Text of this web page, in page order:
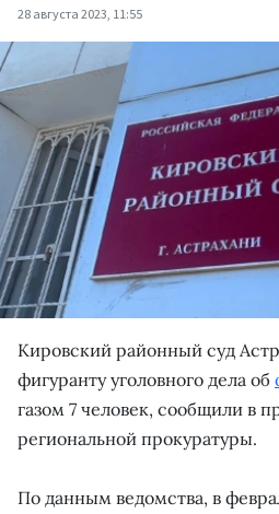
28 августа 2023, 11:55
Кировский районный суд
фигуранту уголовного дела об
газом 7 человек, сообщили в
региональной прокуратуры.
По данным ведомства, в